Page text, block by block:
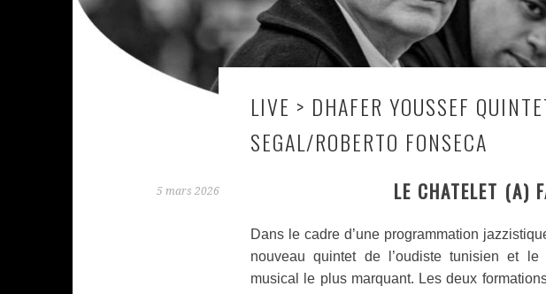
LIVE > DHAFER YOUSSEF
SEGAL/ROBERTO FONSECA
5 mars 2026 LE CHATELET (A)
Dans le cadre d’une programmation
nouveau quintet de l’oudiste tunisien et le
musical le plus marquant. Les deux